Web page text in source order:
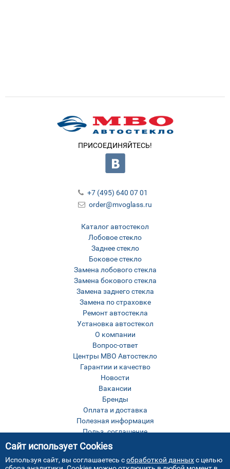
ПРИСОЕДИНЯЙТЕСЬ!
Каталог автостекол
Лобовое стекло
Заднее стекло
Боковое стекло
Замена лобового стекла
Замена бокового стекла
Замена заднего стекла
Замена по страховке
Ремонт автостекла
Установка автостекол
О компании
Вопрос-ответ
Центры МВО Автостекло
Гарантии и качество
Новости
Вакансии
Бренды
Оплата и доставка
Полезная информация
Польз. соглашение
Оставить отзыв
Карта сайта
+7 (495) 640 07 01
order@mvoglass.ru
Сайт использует Cookies
Используя сайт, вы соглашаетесь собработкой данныхс целью